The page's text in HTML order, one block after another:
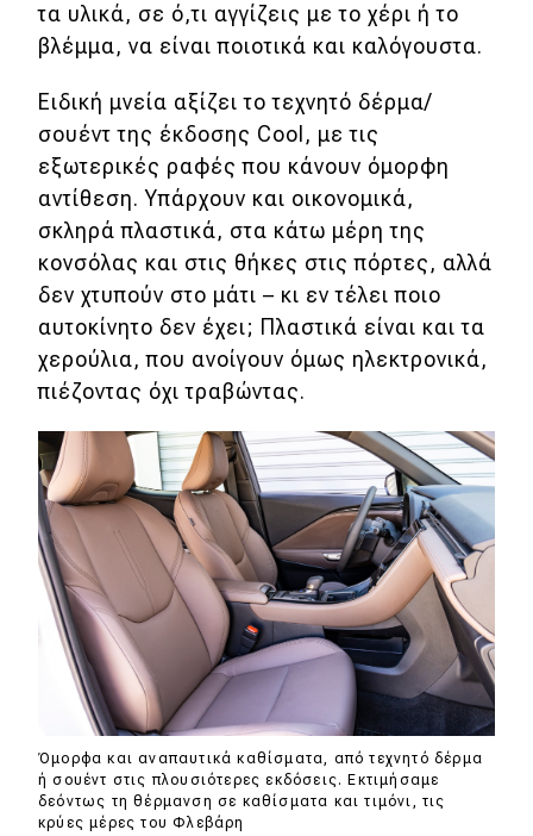
τα υλικά, σε ό,τι αγγίζεις με το χέρι ή το
βλέμμα, να είναι ποιοτικά και καλόγουστα.
Ειδική μνεία αξίζει το τεχνητό δέρμα/
σουέντ της έκδοσης Cool, με τις
εξωτερικές ραφές που κάνουν όμορφη
αντίθεση. Υπάρχουν και οικονομικά,
σκληρά πλαστικά, στα κάτω μέρη της
κονσόλας και στις θήκες στις πόρτες, αλλά
δεν χτυπούν στο μάτι – κι εν τέλει ποιο
αυτοκίνητο δεν έχει; Πλαστικά είναι και τα
χερούλια, που ανοίγουν όμως ηλεκτρονικά,
πιέζοντας όχι τραβώντας.
Όμορφα και αναπαυτικά καθίσματα, από τεχνητό δέρμα
ή σουέντ στις πλουσιότερες εκδόσεις. Εκτιμήσαμε
δεόντως τη θέρμανση σε καθίσματα και τιμόνι, τις
κρύες μέρες του Φλεβάρη